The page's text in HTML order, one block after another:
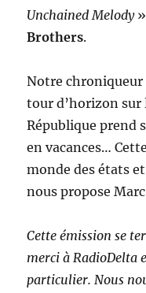
Unchained Melody»
Brothers.
Notre chroniqueur
tour d’horizon sur
République prend
en vacances…
monde des états
nous propose
Cette émission se
merci à RadioDelta
particulier. Nous